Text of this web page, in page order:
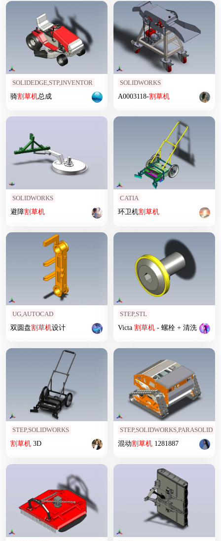
SOLIDEDGE,STP,INVENTOR
骑割草机总成
SOLIDWORKS
A0003118-割草机
SOLIDWORKS
避障割草机
CATIA
环卫机割草机
UG,AUTOCAD
双圆盘割草机设计
STEP,STL
Victa 割草机- 螺栓 + 清洗
STEP,SOLIDWORKS
割草机3D
STEP,SOLIDWORKS,PARASOLID
混动割草机1281887